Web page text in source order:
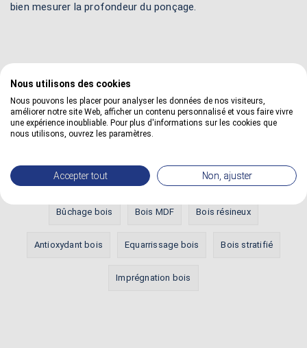
bien mesurer la profondeur du ponçage.
Définitions les plus vues
Aboutage bois Egrenage bois Bois exotique
Bûchage bois Bois MDF Bois résineux
Antioxydant bois Equarrissage bois Bois stratifié
Imprégnation bois
Nous utilisons des cookies
Nous pouvons les placer pour analyser les données de nos visiteurs,
améliorer notre site Web, afficher un contenu personnalisé et vous faire vivre
une expérience inoubliable. Pour plus d'informations sur les cookies que
nous utilisons, ouvrez les paramètres.
Accepter tout Non, ajuster